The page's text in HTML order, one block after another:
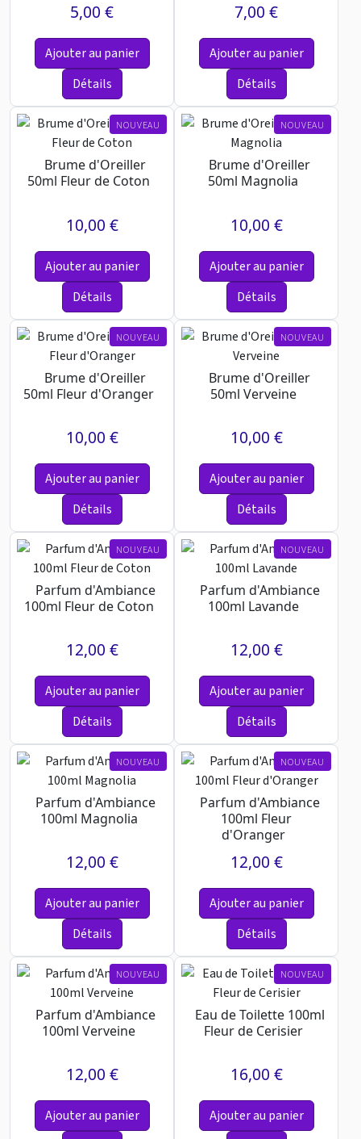
savo...
5,00 €
Ajouter au panier
Détails
huil...
7,00 €
Ajouter au panier
Détails
NOUVEAU
Brume d'Oreiller
50ml Fleur de Coton
10,00 €
Ajouter au panier
Détails
NOUVEAU
Brume d'Oreiller
50ml Magnolia
10,00 €
Ajouter au panier
Détails
NOUVEAU
Brume d'Oreiller
50ml Fleur d'Oranger
10,00 €
Ajouter au panier
Détails
NOUVEAU
Brume d'Oreiller
50ml Verveine
10,00 €
Ajouter au panier
Détails
NOUVEAU
Parfum d'Ambiance
100ml Fleur de Coton
12,00 €
Ajouter au panier
Détails
NOUVEAU
Parfum d'Ambiance
100ml Lavande
12,00 €
Ajouter au panier
Détails
NOUVEAU
Parfum d'Ambiance
100ml Magnolia
12,00 €
Ajouter au panier
Détails
NOUVEAU
Parfum d'Ambiance
100ml Fleur
d'Oranger
12,00 €
Ajouter au panier
Détails
NOUVEAU
Parfum d'Ambiance
100ml Verveine
12,00 €
Ajouter au panier
NOUVEAU
Eau de Toilette 100ml
Fleur de Cerisier
16,00 €
Ajouter au panier